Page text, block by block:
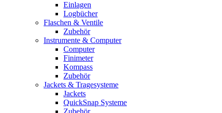
Einlagen
Logbücher
Flaschen & Ventile
Zubehör
Instrumente & Computer
Computer
Finimeter
Kompass
Zubehör
Jackets & Tragesysteme
Jackets
QuickSnap Systeme
Zubehör